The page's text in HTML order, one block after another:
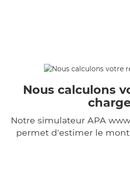
Nous calculons
Notre simulateur APA
permet d'estimer le